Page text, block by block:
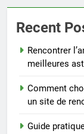
Recent
Rencontrer
meilleures
Comment
un site de
Guide